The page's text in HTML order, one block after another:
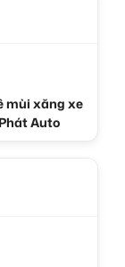
mùi xăng xe
Auto